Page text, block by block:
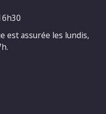
est assurée les lundis,